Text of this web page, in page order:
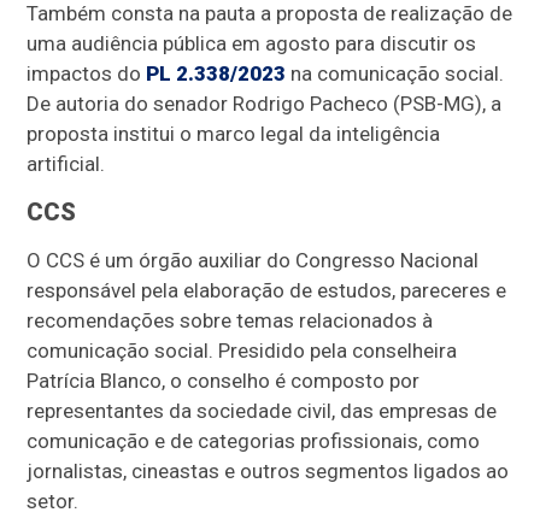
Também consta na pauta a proposta de realização de
uma audiência pública em agosto para discutir os
impactos do PL 2.338/2023 na comunicação social.
De autoria do senador Rodrigo Pacheco (PSB-MG), a
proposta institui o marco legal da inteligência
artificial.
CCS
O CCS é um órgão auxiliar do Congresso Nacional
responsável pela elaboração de estudos, pareceres e
recomendações sobre temas relacionados à
comunicação social. Presidido pela conselheira
Patrícia Blanco, o conselho é composto por
representantes da sociedade civil, das empresas de
comunicação e de categorias profissionais, como
jornalistas, cineastas e outros segmentos ligados ao
setor.